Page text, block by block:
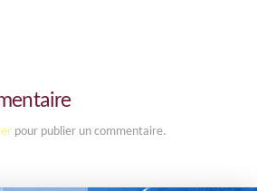
pour publier un commentaire.